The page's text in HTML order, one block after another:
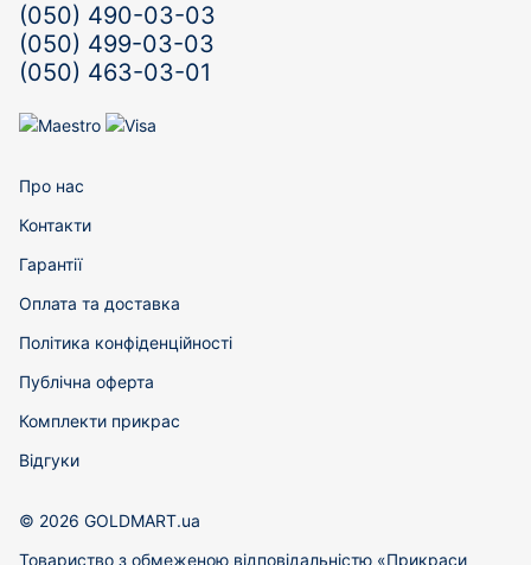
(050) 490-03-03
(050) 499-03-03
(050) 463-03-01
Про нас
Контакти
Гарантії
Оплата та доставка
Політика конфіденційності
Публічна оферта
Комплекти прикрас
Відгуки
© 2026 GOLDMART.ua
Товариство з обмеженою відповідальністю «Прикраси